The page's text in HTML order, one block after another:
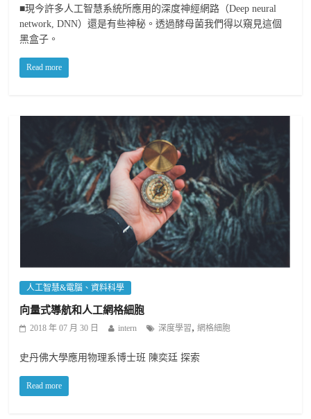
■現今許多人工智慧系統所應用的深度神經網路（Deep neural
network, DNN）還是有些神秘。透過酵母菌我們得以窺見這個
黑盒子。
Read more
人工智慧&電腦、資料科學
向量式導航和人工網格細胞
2018 年 07 月 30 日 intern 深度學習,網格細胞
史丹佛大學應用物理系博士班 陳奕廷 探索
Read more